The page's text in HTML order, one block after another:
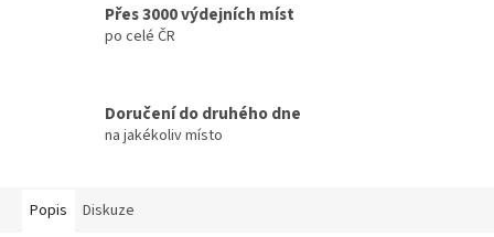
Přes 3000 výdejních míst
po celé ČR
Doručení do druhého dne
na jakékoliv místo
Popis Diskuze